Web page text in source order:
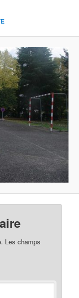
Les champs